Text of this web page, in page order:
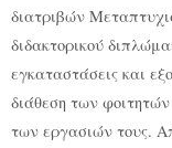
διατριβών
διδακτορικού
εγκαταστάσεις και
διάθεση των
των εργασιών τους.